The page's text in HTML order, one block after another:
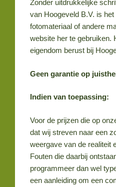
Zonder uitdrukkelijke
van Hoogeveld B.V. is
fotomateriaal of andere
website her te gebruiken.
eigendom berust bij
Geen garantie op
Indien van toepassing:
Voor de prijzen die op
dat wij streven naar een
weergave van de realiteit
Fouten die daarbij
programmeer dan wel
een aanleiding om een